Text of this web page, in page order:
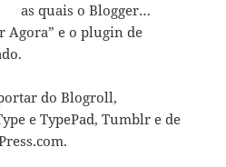
as quais o Blogger…
Agora” e o plugin de
do Blogroll,
e TypePad, Tumblr e de